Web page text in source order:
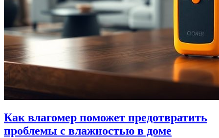
Как влагомер поможет предотвратить
проблемы с влажностью в доме